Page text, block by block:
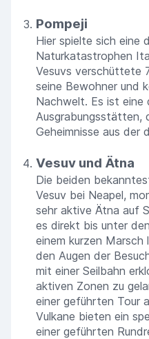
Pompeji
Hier spielte sich eine
Naturkatastrophen
Vesuvs verschüttete
seine Bewohner und
Nachwelt. Es ist eine
Ausgrabungsstätten,
Geheimnisse aus der
Vesuv und Ätna
Die beiden
Vesuv bei Neapel,
sehr aktive Ätna auf
es direkt bis unter
einem kurzen
den Augen der
mit einer Seilbahn
aktiven Zonen zu
einer geführten Tour
Vulkane bieten ein
einer geführten